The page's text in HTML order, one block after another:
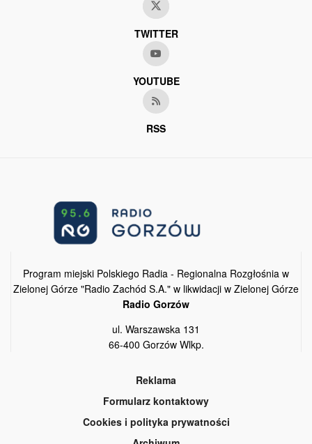
TWITTER
YOUTUBE
RSS
Program miejski Polskiego Radia - Regionalna Rozgłośnia w
Zielonej Górze "Radio Zachód S.A." w likwidacji w Zielonej Górze
Radio Gorzów
ul. Warszawska 131
66-400 Gorzów Wlkp.
Reklama
Formularz kontaktowy
Cookies i polityka prywatności